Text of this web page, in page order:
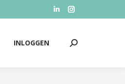
Linkedin
opens
Instagram
opens
INLOGGEN Zoeken:
INLOGGEN Zoeken: